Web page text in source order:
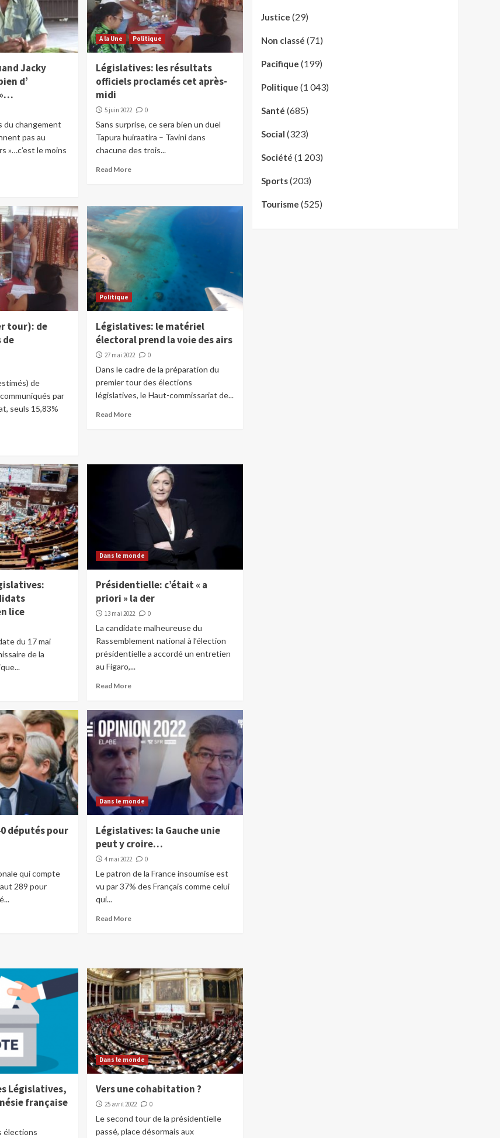
Jacky
d’
du changement
pas au
»…c’est le moins
A la Une Politique
Législatives: les résultats
officiels proclamés cet après-
midi
5 juin 2022 0
Sans surprise, ce sera bien un duel
Tapura huiraatira – Tavini dans
chacune des trois...
Read More
tour): de
de
de
par
seuls 15,83%
Politique
Législatives: le matériel
électoral prend la voie des airs
27 mai 2022 0
Dans le cadre de la préparation du
premier tour des élections
législatives, le Haut-commissariat de...
Read More
lice
du 17 mai
de la
Dans le monde
Présidentielle: c’était « a
priori » la der
13 mai 2022 0
La candidate malheureuse du
Rassemblement national à l’élection
présidentielle a accordé un entretien
au Figaro,...
Read More
députés pour
qui compte
289 pour
Dans le monde
Législatives: la Gauche unie
peut y croire…
4 mai 2022 0
Le patron de la France insoumise est
vu par 37% des Français comme celui
qui...
Read More
Législatives,
française
élections
Dans le monde
Vers une cohabitation ?
25 avril 2022 0
Le second tour de la présidentielle
passé, place désormais aux
Justice (29)
Non classé (71)
Pacifique (199)
Politique (1 043)
Santé (685)
Social (323)
Société (1 203)
Sports(203)
Tourisme (525)